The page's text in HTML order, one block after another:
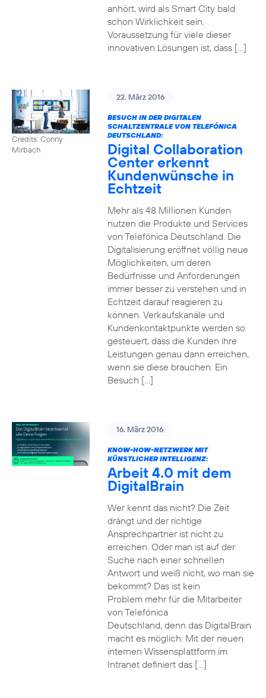
anhört, wird als Smart City bald
schon Wirklichkeit sein.
Voraussetzung für viele dieser
innovativen Lösungen ist, dass […]
Credits: Conny
Mirbach
22. März 2016
BESUCH IN DER DIGITALEN
SCHALTZENTRALE VON TELEFÓNICA
DEUTSCHLAND:
Digital Collaboration
Center erkennt
Kundenwünsche in
Echtzeit
Mehr als 48 Millionen Kunden
nutzen die Produkte und Services
von Telefónica Deutschland. Die
Digitalisierung eröffnet völlig neue
Möglichkeiten, um deren
Bedürfnisse und Anforderungen
immer besser zu verstehen und in
Echtzeit darauf reagieren zu
können. Verkaufskanäle und
Kundenkontaktpunkte werden so
gesteuert, dass die Kunden ihre
Leistungen genau dann erreichen,
wenn sie diese brauchen. Ein
Besuch […]
16. März 2016
KNOW-HOW-NETZWERK MIT
KÜNSTLICHER INTELLIGENZ:
Arbeit 4.0 mit dem
DigitalBrain
Wer kennt das nicht? Die Zeit
drängt und der richtige
Ansprechpartner ist nicht zu
erreichen. Oder man ist auf der
Suche nach einer schnellen
Antwort und weiß nicht, wo man sie
bekommt? Das ist kein
Problem mehr für die Mitarbeiter
von Telefónica
Deutschland, denn das DigitalBrain
macht es möglich: Mit der neuen
internen Wissensplattform im
Intranet definiert das […]